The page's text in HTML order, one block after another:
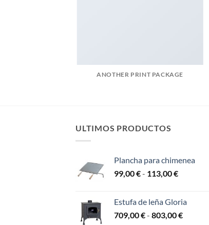
ANOTHER PRINT PACKAGE
ULTIMOS PRODUCTOS
Plancha para chimenea
99,00€- 113,00€Rango
desde
99,00 €
Estufa de leña Gloria
709,00€- 803,00€Rango